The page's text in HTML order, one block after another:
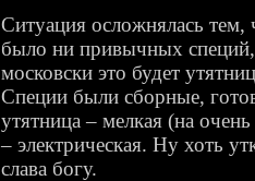
Ситуация осложнялась
было ни привычных
московски это будет
Специи были сборные,
утятница – мелкая (на
– электрическая. Ну хоть
слава богу.